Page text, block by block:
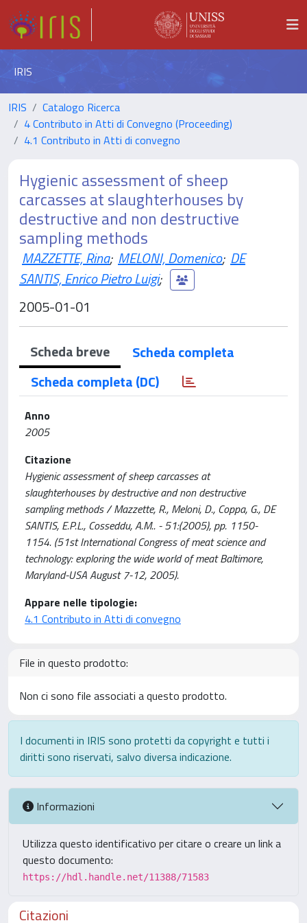
IRIS
IRIS
Catalogo Ricerca
4 Contributo in Atti di Convegno (Proceeding)
4.1 Contributo in Atti di convegno
Hygienic assessment of sheep
carcasses at slaughterhouses by
destructive and non destructive
sampling methods
MAZZETTE, Rina; MELONI, Domenico; DE
SANTIS, Enrico Pietro Luigi;
2005-01-01
Scheda breve
Scheda completa
Scheda completa (DC)
Anno
2005
Citazione
Hygienic assessment of sheep carcasses at
slaughterhouses by destructive and non destructive
sampling methods / Mazzette, R., Meloni, D., Coppa, G., DE
SANTIS, E.P.L., Cosseddu, A.M.. - 51:(2005), pp. 1150-
1154. (51st International Congress of meat science and
technology: exploring the wide world of meat Baltimore,
Maryland-USA August 7-12, 2005).
Appare nelle tipologie:
4.1 Contributo in Atti di convegno
File in questo prodotto:
Non ci sono file associati a questo prodotto.
I documenti in IRIS sono protetti da copyright e tutti i
diritti sono riservati, salvo diversa indicazione.
Informazioni
Utilizza questo identificativo per citare o creare un link a
questo documento:
https://hdl.handle.net/11388/71583
Citazioni